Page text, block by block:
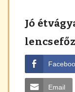
Jó
Email